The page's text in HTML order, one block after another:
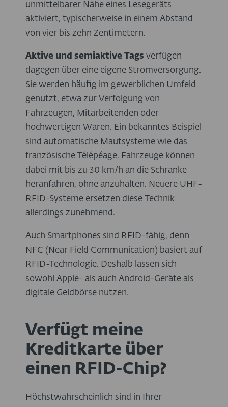
unmittelbarer Nähe eines Lesegeräts
aktiviert, typischerweise in einem Abstand
von vier bis zehn Zentimetern.
Aktive und semiaktive Tags verfügen
dagegen über eine eigene Stromversorgung.
Sie werden häufig im gewerblichen Umfeld
genutzt, etwa zur Verfolgung von
Fahrzeugen, Mitarbeitenden oder
hochwertigen Waren. Ein bekanntes Beispiel
sind automatische Mautsysteme wie das
französische Télépéage. Fahrzeuge können
dabei mit bis zu 30 km/h an die Schranke
heranfahren, ohne anzuhalten. Neuere UHF-
RFID-Systeme ersetzen diese Technik
allerdings zunehmend.
Auch Smartphones sind RFID-fähig, denn
NFC (Near Field Communication) basiert auf
RFID-Technologie. Deshalb lassen sich
sowohl Apple- als auch Android-Geräte als
digitale Geldbörse nutzen.
Verfügt meine
Kreditkarte über
einen RFID-Chip?
Höchstwahrscheinlich sind in Ihrer